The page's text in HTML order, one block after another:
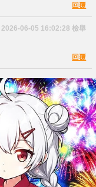
回覆
2026-06-05 16:02:28 檢舉
回覆